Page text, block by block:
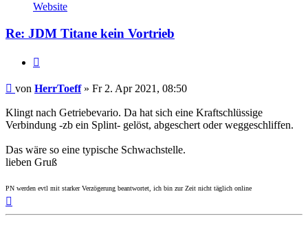
von
HerrToeff
Website
Re: JDM Titane kein Vortrieb
Beitrag
von HerrToeff» Fr 2. Apr 2021, 08:50
Klingt nach Getriebevario. Da hat sich eine Kraftschlüssige
Verbindung -zb ein Splint- gelöst, abgeschert oder weggeschliffen.
Das wäre so eine typische Schwachstelle.
lieben Gruß
PN werden evtl mit starker Verzögerung beantwortet, ich bin zur Zeit nicht täglich online